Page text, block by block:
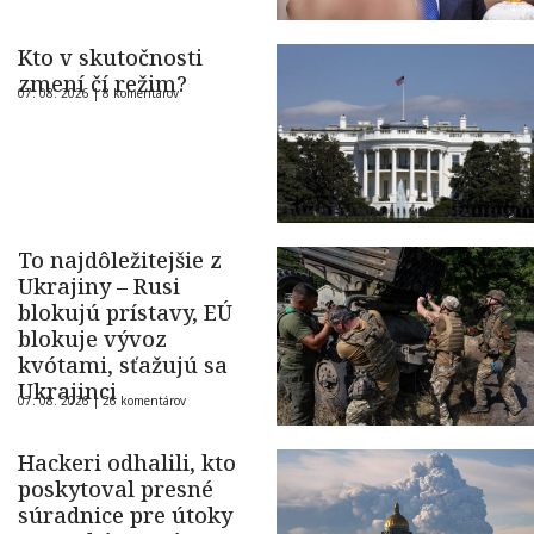
Kto v skutočnosti
zmení čí režim?
07. 08. 2026 |8 komentárov
To najdôležitejšie z
Ukrajiny – Rusi
blokujú prístavy, EÚ
blokuje vývoz
kvótami, sťažujú sa
Ukrajinci
07. 08. 2026 |26 komentárov
Hackeri odhalili, kto
poskytoval presné
súradnice pre útoky